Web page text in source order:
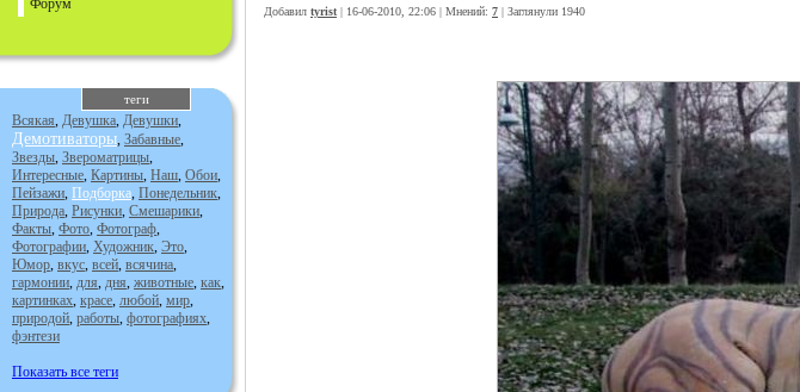
Форум
теги
Всякая, Девушка, Девушки,
Демотиваторы, Забавные,
Звезды, Звероматрицы,
Интересные, Картины, Наш, Обои,
Пейзажи, Подборка, Понедельник,
Природа, Рисунки, Смешарики,
Факты, Фото, Фотограф,
Фотографии, Художник, Это,
Юмор, вкус, всей, всячина,
гармонии, для, дня, животные, как,
картинках, красе, любой, мир,
природой, работы, фотографиях,
фэнтези
Показать все теги
Добавил tyrist | 16-06-2010, 22:06 | Мнений: 7 | Заглянули 1940